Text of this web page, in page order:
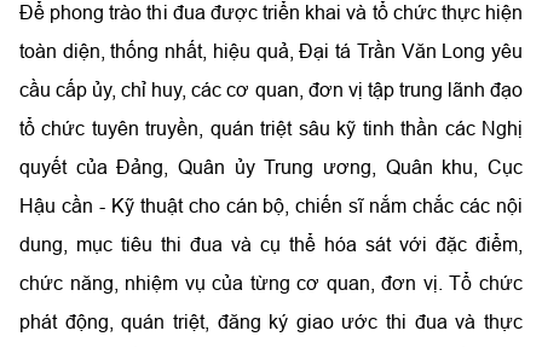
Để phong trào thi đua được triển khai và tổ chức thực hiện
toàn diện, thống nhất, hiệu quả, Đại tá Trần Văn Long yêu
cầu cấp ủy, chỉ huy, các cơ quan, đơn vị tập trung lãnh đạo
tổ chức tuyên truyền, quán triệt sâu kỹ tinh thần các Nghị
quyết của Đảng, Quân ủy Trung ương, Quân khu, Cục
Hậu cần - Kỹ thuật cho cán bộ, chiến sĩ nắm chắc các nội
dung, mục tiêu thi đua và cụ thể hóa sát với đặc điểm,
chức năng, nhiệm vụ của từng cơ quan, đơn vị. Tổ chức
phát động, quán triệt, đăng ký giao ước thi đua và thực